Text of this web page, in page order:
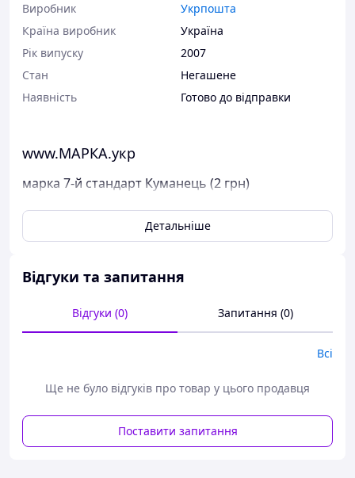
Виробник
Укрпошта
Країна виробник
Україна
Рік випуску
2007
Стан
Негашене
Наявність
Готово до відправки
www.МАРКА.укр
марка 7-й стандарт Куманець (2 грн)
Поштові марки України
Марка була випущена в обіг 16 березня 2007 р.
Виставлені на продаж марки України чисті, у
Перед відправкою ми надійно упаковуємо марки у
щільний картон, щоб унеможливити пошкодження при
Варіанти оплати:
- Пром-оплата,
- Післяплата Нової Пошти;
- На картку банка;
Детальніше
Відгуки та запитання
Відгуки (0) Запитання (0)
Всі
Ще не було відгуків про товар у цього продавця
Поставити запитання